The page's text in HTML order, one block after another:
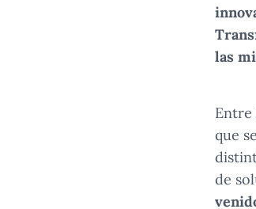
las
Entre
que
de